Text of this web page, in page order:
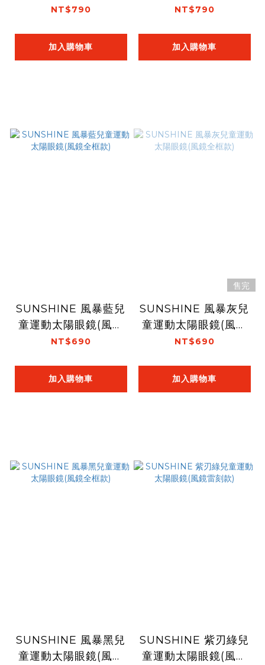
NT$790
加入購物車
NT$790
加入購物車
SUNSHINE 風暴藍兒
童運動太陽眼鏡(風鏡
全框款)
NT$690
加入購物車
售完
SUNSHINE 風暴灰兒
童運動太陽眼鏡(風鏡
全框款)
NT$690
加入購物車
SUNSHINE 風暴黑兒
童運動太陽眼鏡(風鏡
SUNSHINE 紫刃綠兒
童運動太陽眼鏡(風鏡